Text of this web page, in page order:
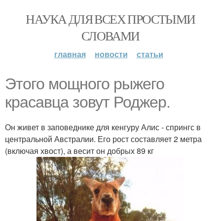
НАУКА ДЛЯ ВСЕХ ПРОСТЫМИ
СЛОВАМИ
главная новости статьи
Этого мощного рыжего
красавца зовут Роджер.
Он живет в заповеднике для кенгуру Алис - спрингс в
центральной Австралии. Его рост составляет 2 метра
(включая хвост), а весит он добрых 89 кг